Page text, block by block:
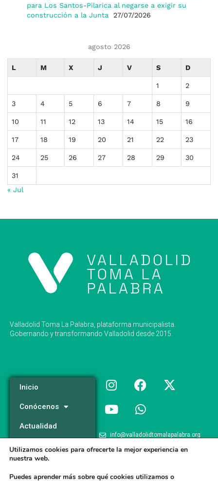
para Los Santos-Pilarica al negarse a exigir su
construcción a la Junta
27/07/2026
agosto 2026
L M X J V S D
1 2
3 4 5 6 7 8 9
10 11 12 13 14 15 16
17 18 19 20 21 22 23
24 25 26 27 28 29 30
31
« Jul
Valladolid Toma La Palabra, plataforma municipalista.
Gobernando y transformando Valladolid desde 2015.
Inicio
Conócenos
Actualidad
Programa
info@valladolidtomalapalabra.org
+34 983 426 124
Utilizamos cookies para ofrecerte la mejor experiencia en
nuestra web.
Puedes aprender más sobre qué cookies utilizamos o